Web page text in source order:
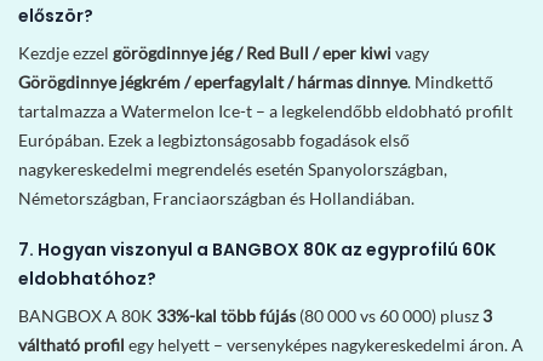
először?
Kezdje ezzel görögdinnye jég / Red Bull / eper kiwivagy
Görögdinnye jégkrém / eperfagylalt / hármas dinnye. Mindkettő
tartalmazza a Watermelon Ice-t – a legkelendőbb eldobható profilt
Európában. Ezek a legbiztonságosabb fogadások első
nagykereskedelmi megrendelés esetén Spanyolországban,
Németországban, Franciaországban és Hollandiában.
7. Hogyan viszonyul a BANGBOX 80K az egyprofilú 60K
eldobhatóhoz?
BANGBOX A 80K 33%-kal több fújás (80 000 vs 60 000) plusz3
váltható profil egy helyett – versenyképes nagykereskedelmi áron. A